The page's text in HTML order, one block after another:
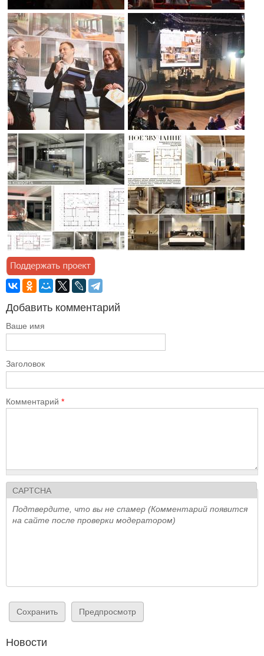
Добавить комментарий
Ваше имя
Заголовок
Комментарий *
CAPTCHA
Подтвердите, что вы не спамер (Комментарий появится
на сайте после проверки модератором)
Новости